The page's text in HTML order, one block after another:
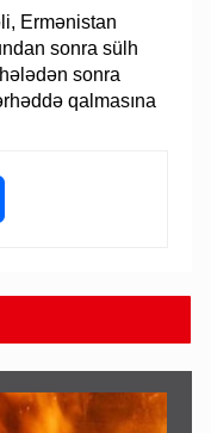
Ermənistan
sonra sülh
sonra
qalmasına